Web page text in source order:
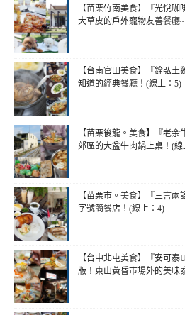
【苗栗竹南美食】『光悅
大草皮的戶外寵物友善餐廳
【台南官田美食】『銓弘
知道的經典餐廳！(線上：5)
【苗栗後龍。美食】『老
郊區的大盆牛肉鍋上桌！(線
【苗栗市。美食】『三言
字號簡餐店！(線上：4)
【台中北屯美食】『安可泰
版！東山黃昏市場外的美味